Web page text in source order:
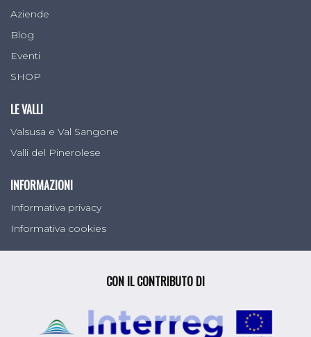
Aziende
Blog
Eventi
SHOP
LE VALLI
Valsusa e Val Sangone
Valli del Pinerolese
INFORMAZIONI
Informativa privacy
Informativa cookies
CON IL CONTRIBUTO DI